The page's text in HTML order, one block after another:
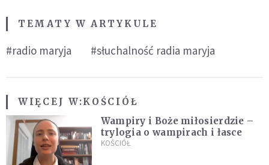
TEMATY W ARTYKULE
#radio maryja #słuchalność radia maryja
WIĘCEJ W:KOŚCIÓŁ
Wampiry i Boże miłosierdzie –
trylogia o wampirach i łasce
KOŚCIÓŁ